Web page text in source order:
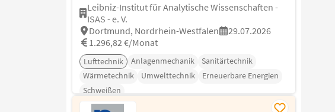
Leibniz-Institut für Analytische Wissenschaften -
ISAS - e. V.
Dortmund, Nordrhein-Westfalen
29.07.2026
1.296,82 €/Monat
Lufttechnik Anlagenmechanik
Sanitärtechnik
Wärmetechnik
Umwelttechnik
Erneuerbare Energien
Schweißen